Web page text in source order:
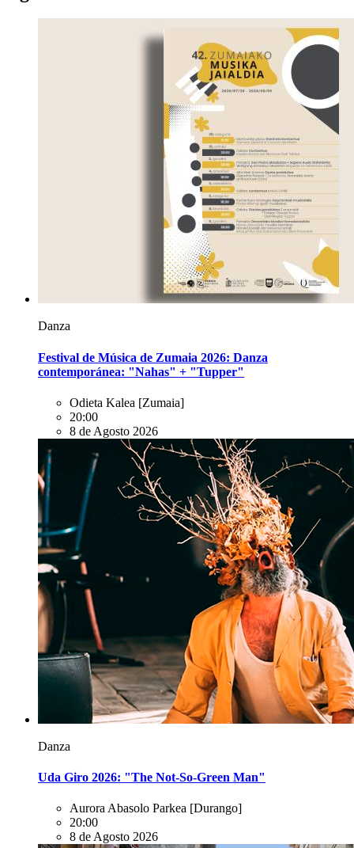
Danza
Festival de Música de Zumaia 2026: Danza
contemporánea: "Nahas" + "Tupper"
Odieta Kalea [Zumaia]
20:00
8 de Agosto 2026
Danza
Uda Giro 2026: "The Not-So-Green Man"
Aurora Abasolo Parkea [Durango]
20:00
8 de Agosto 2026